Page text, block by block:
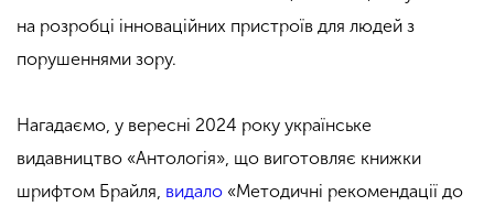
на розробці інноваційних пристроїв для людей з
порушеннями зору.
Нагадаємо, у вересні 2024 року українське
видавництво «Антологія», що виготовляє книжки
шрифтом Брайля, видало «Методичні рекомендації до